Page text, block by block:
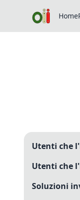
Home
Utenti che
Utenti che
Soluzioni